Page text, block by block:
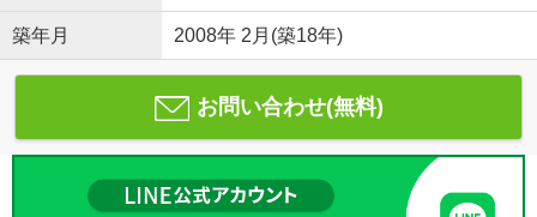
築年月 2008年 2月(築18年)
お問い合わせ(無料)